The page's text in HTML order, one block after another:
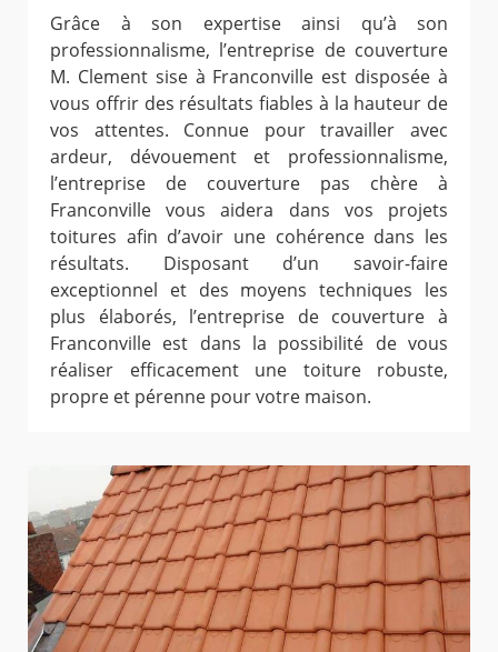
Grâce à son expertise ainsi qu’à son
professionnalisme, l’entreprise de couverture
M. Clement sise à Franconville est disposée à
vous offrir des résultats fiables à la hauteur de
vos attentes. Connue pour travailler avec
ardeur, dévouement et professionnalisme,
l’entreprise de couverture pas chère à
Franconville vous aidera dans vos projets
toitures afin d’avoir une cohérence dans les
résultats. Disposant d’un savoir-faire
exceptionnel et des moyens techniques les
plus élaborés, l’entreprise de couverture à
Franconville est dans la possibilité de vous
réaliser efficacement une toiture robuste,
propre et pérenne pour votre maison.